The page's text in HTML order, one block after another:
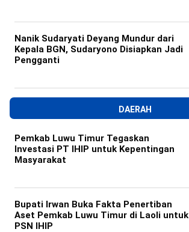
Nanik Sudaryati Deyang Mundur dari
Kepala BGN, Sudaryono Disiapkan Jadi
Pengganti
DAERAH
Pemkab Luwu Timur Tegaskan
Investasi PT IHIP untuk Kepentingan
Masyarakat
Bupati Irwan Buka Fakta Penertiban
Aset Pemkab Luwu Timur di Laoli untuk
PSN IHIP